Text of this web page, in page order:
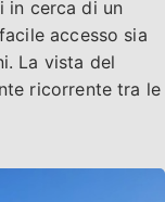
in cerca di un
accesso sia
La vista del
ricorrente tra le